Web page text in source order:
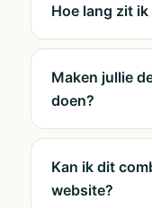
Hoe lang zit ik
Maken jullie
doen?
Kan ik dit
website?